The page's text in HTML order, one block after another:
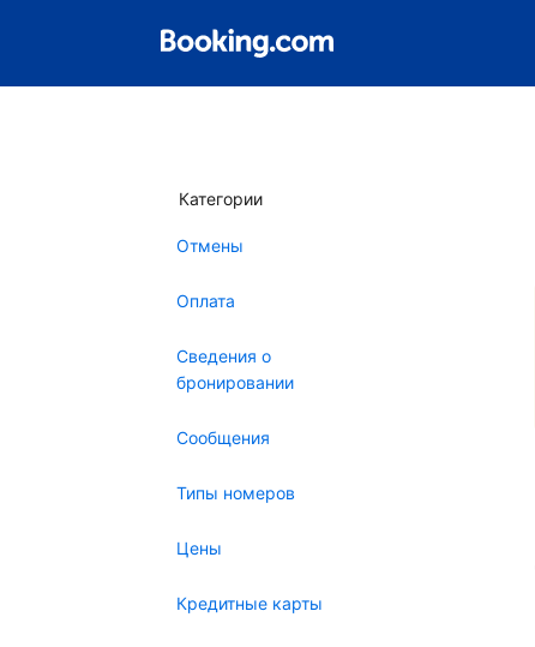
Категории
Отмены
Оплата
Сведения о
бронировании
Сообщения
Типы номеров
Цены
Кредитные карты